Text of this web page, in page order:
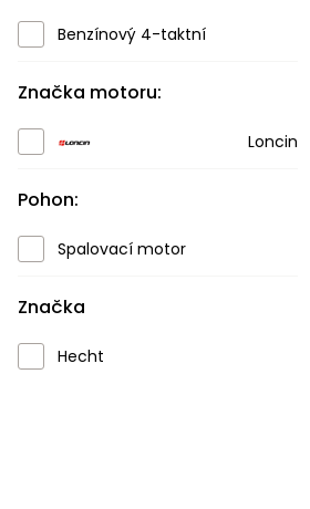
Benzínový 4-taktní
Značka motoru:
Loncin
Pohon:
Spalovací motor
Značka
Hecht